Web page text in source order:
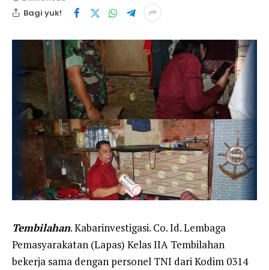
Bagi yuk!
Tembilahan. Kabarinvestigasi. Co. Id. Lembaga
Pemasyarakatan (Lapas) Kelas IIA Tembilahan
bekerja sama dengan personel TNI dari Kodim 0314